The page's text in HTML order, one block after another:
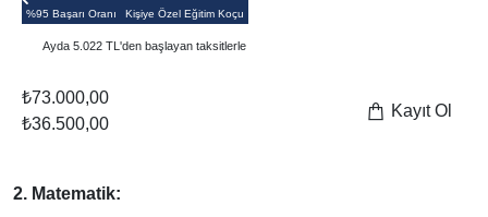
%90 Başarı Oranı
Ayda 3.112 TL'den başlayan taksitlerle
2. Matematik: